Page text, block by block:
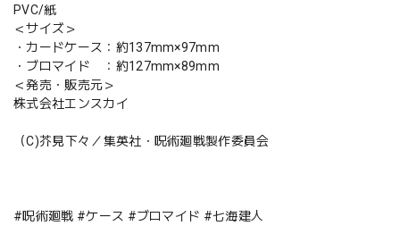
PVC/紙
＜サイズ＞
・カードケース：約137mm×97mm
・ブロマイド ：約127mm×89mm
＜発売・販売元＞
株式会社エンスカイ
（C)芥見下々／集英社・呪術廻戦製作委員会
#呪術廻戦 #ケース #ブロマイド #七海建人